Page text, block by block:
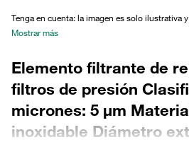
Tenga en cuenta: la imagen es solo ilustrativa
Mostrar más
Elemento filtrante de
filtros de presión
micrones: 5 µm
inoxidable Diámetro